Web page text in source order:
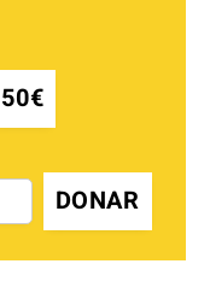
50€
DONAR